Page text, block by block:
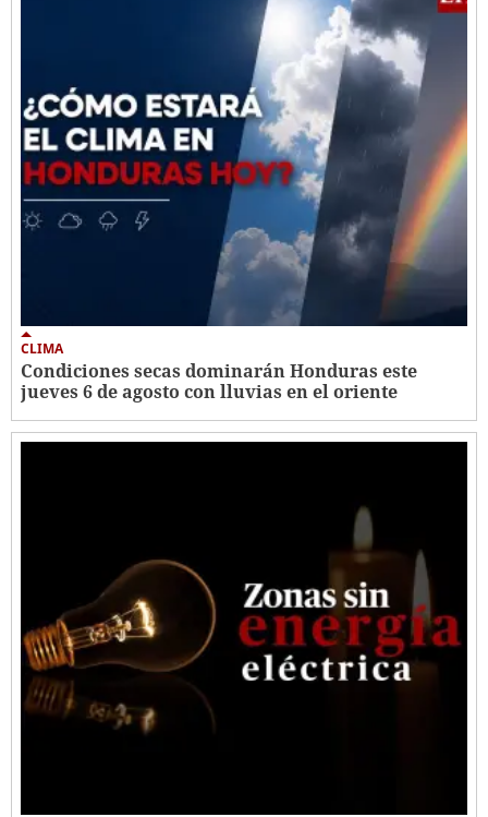
CLIMA
Condiciones secas dominarán Honduras este
jueves 6 de agosto con lluvias en el oriente